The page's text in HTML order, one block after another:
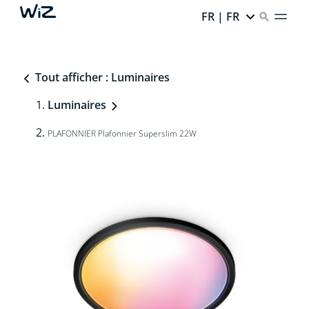
FR | FR
Tout afficher : Luminaires
Luminaires
PLAFONNIER Plafonnier Superslim 22W